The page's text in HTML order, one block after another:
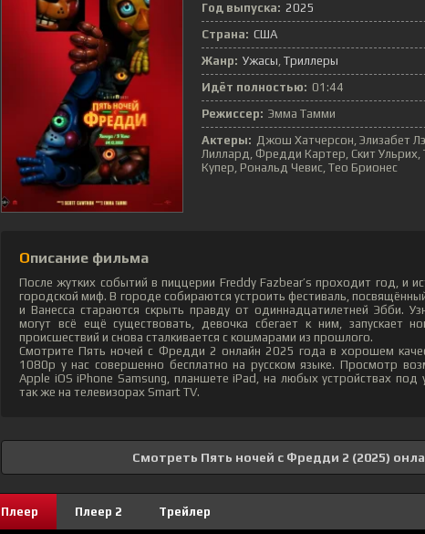
Год выпуска: 2025
Страна: США
Жанр: Ужасы, Триллеры
Идёт полностью: 01:44
Режиссер: Эмма Тамми
Актеры: Джош Хатчерсон, Элизабет
Лиллард, Фредди Картер, Скит Ульрих,
Купер, Рональд Чевис, Тео Брионес
Описание фильма
После жутких событий в пиццерии Freddy Fazbear’s проходит год, и
городской миф. В городе собираются устроить фестиваль,
и Ванесса стараются скрыть правду от одиннадцатилетней Эбби.
могут всё ещё существовать, девочка сбегает к ним, запускает
происшествий и снова сталкивается с кошмарами из прошлого.
Смотрите Пять ночей с Фредди 2 онлайн 2025 года в хорошем
1080p у нас совершенно бесплатно на русском языке. Просмотр
Apple iOS iPhone Samsung, планшете iPad, на любых устройствах под
так же на телевизорах Smart TV.
Смотреть Пять ночей с Фредди 2 (2025)
Плеер Плеер 2 Трейлер